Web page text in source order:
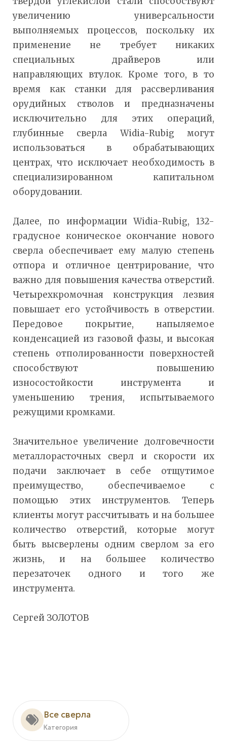
увеличению универсальности
выполняемых процессов, поскольку их
применение не требует никаких
специальных драйверов или
направляющих втулок. Кроме того, в то
время как станки для рассверливания
орудийных стволов и предназначены
исключительно для этих операций,
глубинные сверла Widia-Rubig могут
использоваться в обрабатывающих
центрах, что исключает необходимость в
специализированном капитальном
оборудовании.
Далее, по информации Widia-Rubig, 132-
градусное коническое окончание нового
сверла обеспечивает ему малую степень
отпора и отличное центрирование, что
важно для повышения качества отверстий.
Четырехкромочная конструкция лезвия
повышает его устойчивость в отверстии.
Передовое покрытие, напыляемое
конденсацией из газовой фазы, и высокая
степень отполированности поверхностей
способствуют повышению
износостойкости инструмента и
уменьшению трения, испытываемого
режущими кромками.
Значительное увеличение долговечности
металлорасточных сверл и скорости их
подачи заключает в себе отщутимое
преимущество, обеспечиваемое с
помощью этих инструментов. Теперь
клиенты могут рассчитывать и на большее
количество отверстий, которые могут
быть высверлены одним сверлом за его
жизнь, и на большее количество
перезаточек одного и того же
инструмента.
Сергей ЗОЛОТОВ
Все сверла
Категория